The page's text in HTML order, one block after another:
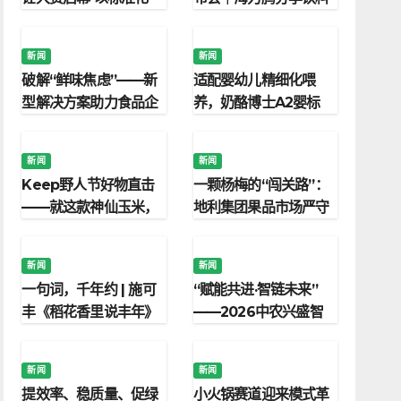
新闻
破解“鲜味焦虑”——新
型解决方案助力食品企
新闻
适配婴幼儿精细化喂
养，奶酪博士A2婴标
新闻
Keep野人节好物直击
——就这款神仙玉米，
新闻
一颗杨梅的“闯关路”：
地利集团果品市场严守
新闻
一句词，千年约 | 施可
丰《稻花香里说丰年》
新闻
“赋能共进·智链未来”
——2026中农兴盛智
新闻
提效率、稳质量、促绿
新闻
小火锅赛道迎来模式革